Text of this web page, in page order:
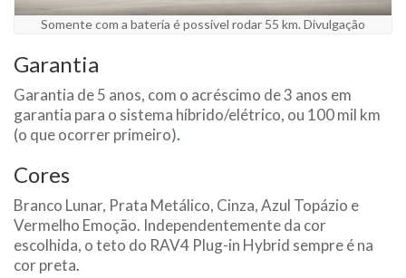
Somente com a bateria é possível rodar 55 km. Divulgação
Garantia
Garantia de 5 anos, com o acréscimo de 3 anos em
garantia para o sistema híbrido/elétrico, ou 100 mil km
(o que ocorrer primeiro).
Cores
Branco Lunar, Prata Metálico, Cinza, Azul Topázio e
Vermelho Emoção. Independentemente da cor
escolhida, o teto do RAV4 Plug-in Hybrid sempre é na
cor preta.